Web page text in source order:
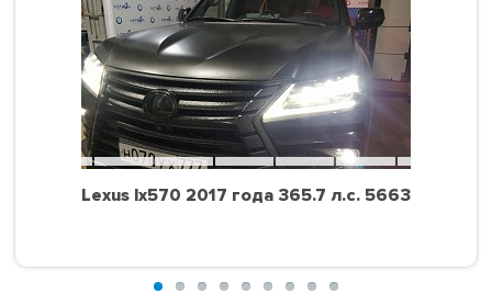
Lexus lx570 2017 года 365.7 л.с. 5663